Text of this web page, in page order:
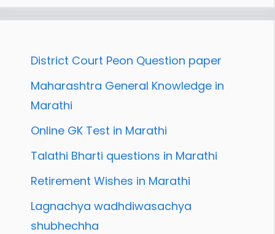
District Court Peon Question paper
Maharashtra General Knowledge in
Marathi
Online GK Test in Marathi
Talathi Bharti questions in Marathi
Retirement Wishes in Marathi
Lagnachya wadhdiwasachya
shubhechha